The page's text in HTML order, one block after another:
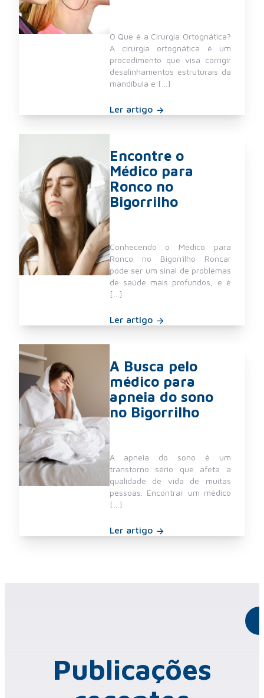
O Que é a Cirurgia Ortognática?
A cirurgia ortognática é um
procedimento que visa corrigir
desalinhamentos estruturais da
mandíbula e […]
Ler artigo
Encontre o
Médico para
Ronco no
Bigorrilho
Conhecendo o Médico para
Ronco no Bigorrilho Roncar
pode ser um sinal de problemas
de saúde mais profundos, e é
[…]
Ler artigo
A Busca pelo
médico para
apneia do sono
no Bigorrilho
A apneia do sono é um
transtorno sério que afeta a
qualidade de vida de muitas
pessoas. Encontrar um médico
[…]
Ler artigo
Publicações